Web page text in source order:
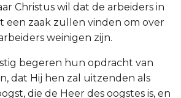
Christus wil dat de arbeiders in
een zaak zullen vinden om over
weinigen zijn.
begeren hun opdracht van
dat Hij hen zal uitzenden als
die de Heer des oogstes is, en